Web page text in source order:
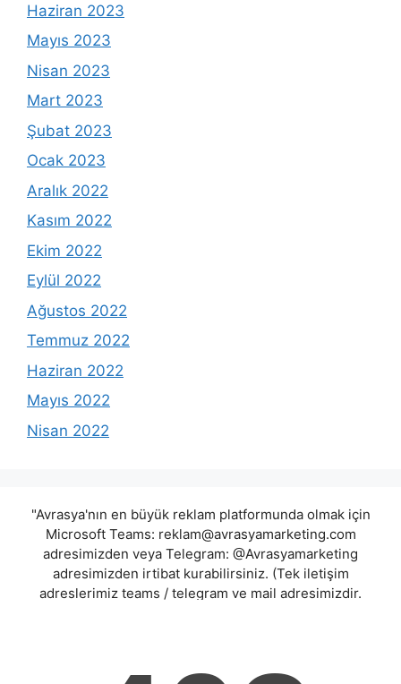
Haziran 2023
Mayıs 2023
Nisan 2023
Mart 2023
Şubat 2023
Ocak 2023
Aralık 2022
Kasım 2022
Ekim 2022
Eylül 2022
Ağustos 2022
Temmuz 2022
Haziran 2022
Mayıs 2022
Nisan 2022
"Avrasya'nın en büyük reklam platformunda olmak için
Microsoft Teams: reklam@avrasyamarketing.com
adresimizden veya Telegram: @Avrasyamarketing
adresimizden irtibat kurabilirsiniz. (Tek iletişim
adreslerimiz teams / telegram ve mail adresimizdir.
cezaları mevcuttur. Şu an bulunduğunuz site hiç bir